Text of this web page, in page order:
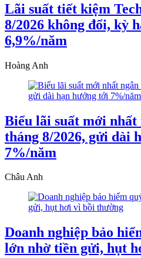
Lãi suất tiết kiệm
8/2026 không đổi, kỳ
6,9%/năm
Hoàng Anh
Biểu lãi suất mới nhất
tháng 8/2026, gửi dài
7%/năm
Châu Anh
Doanh nghiệp bảo
lớn nhờ tiền gửi, hụt